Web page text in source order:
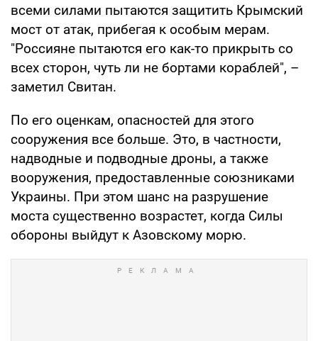
всеми силами пытаются защитить Крымский
мост от атак, прибегая к особым мерам.
"Россияне пытаются его как-то прикрыть со
всех сторон, чуть ли не бортами кораблей", –
заметил Свитан.
По его оценкам, опасностей для этого
сооружения все больше. Это, в частности,
надводные и подводные дроны, а также
вооружения, предоставленные союзниками
Украины. При этом шанс на разрушение
моста существенно возрастет, когда Силы
обороны выйдут к Азовскому морю.